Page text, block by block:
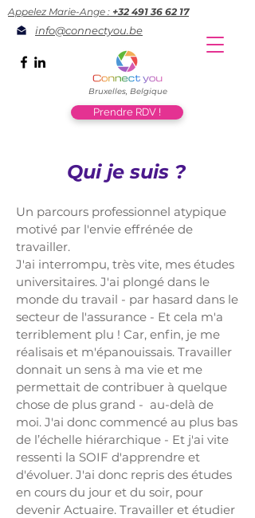
Bruxelles, Belgique
Appelez Marie-Ange : +32 491 36 62 17
info@connectyou.be
Prendre RDV !
Qui je suis ?
Un parcours professionnel atypique
motivé par l'envie effrénée de
travailler.
J'ai interrompu, très vite, mes études
universitaires. J'ai plongé dans le
monde du travail - par hasard dans le
secteur de l'assurance - Et cela m'a
terriblement plu ! Car, enfin, je me
réalisais et m'épanouissais. Travailler
donnait un sens à ma vie et me
permettait de contribuer à quelque
chose de plus grand - au-delà de
moi. J'ai donc commencé au plus bas
de l’échelle hiérarchique - Et j'ai vite
ressenti la SOIF d'apprendre et
d'évoluer. J'ai donc repris des études
en cours du jour et du soir, pour
devenir Actuaire. Travailler et étudier